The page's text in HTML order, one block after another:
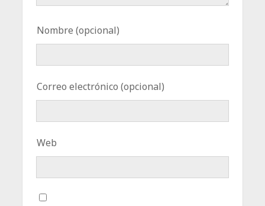
Nombre (opcional)
Correo electrónico (opcional)
Web